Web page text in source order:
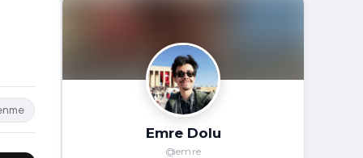
Emre Dolu
@emre